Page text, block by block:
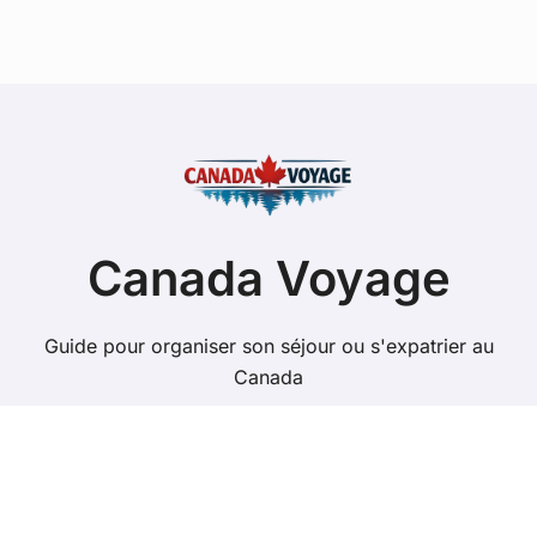
Canada Voyage
Guide pour organiser son séjour ou s'expatrier au
Canada